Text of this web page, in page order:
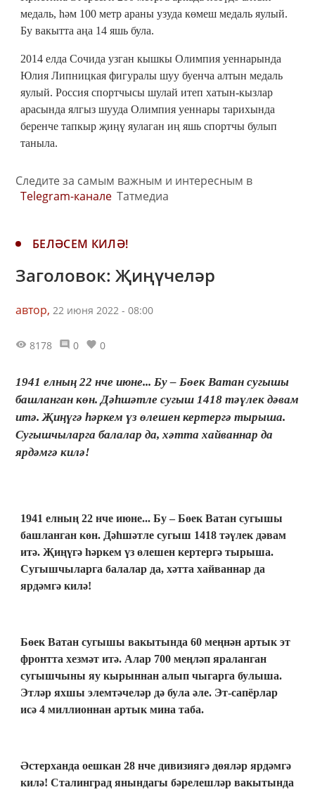
медаль, һәм 100 метр араны узуда көмеш медаль яулый.
Бу вакытта аңа 14 яшь була.
2014 елда Сочида узган кышкы Олимпия уеннарында
Юлия Липницкая фигуралы шуу буенча алтын медаль
яулый. Россия спортчысы шулай итеп хатын-кызлар
арасында ялгыз шууда Олимпия уеннары тарихында
беренче тапкыр җиңү яулаган иң яшь спортчы булып
таныла.
Следите за самым важным и интересным в
Telegram-канале Татмедиа
БЕЛӘСЕМ КИЛӘ!
Заголовок: Җиңүчеләр
автор, 22 июня 2022 - 08:00
8178 0 0
1941 елның 22 нче июне... Бу – Бөек Ватан сугышы
башланган көн. Дәһшәтле сугыш 1418 тәүлек дәвам
итә. Җиңүгә һәркем үз өлешен кертергә тырыша.
Сугышчыларга балалар да, хәтта хайваннар да
ярдәмгә килә!
1941 елның 22 нче июне... Бу – Бөек Ватан сугышы
башланган көн. Дәһшәтле сугыш 1418 тәүлек дәвам
итә. Җиңүгә һәркем үз өлешен кертергә тырыша.
Сугышчыларга балалар да, хәтта хайваннар да
ярдәмгә килә!
Бөек Ватан сугышы вакытында 60 меңнән артык эт
фронтта хезмәт итә. Алар 700 меңләп яраланган
сугышчыны яу кырыннан алып чыгарга булыша.
Этләр яхшы элемтәчеләр дә була әле. Эт-сапёрлар
исә 4 миллионнан артык мина таба.
Әстерханда оешкан 28 нче дивизиягә дөяләр ярдәмгә
килә! Сталинград янындагы бәрелешләр вакытында